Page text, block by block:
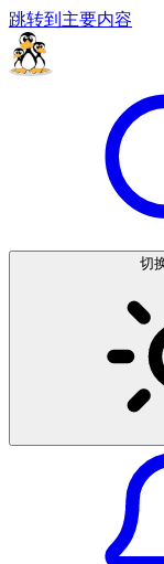
跳转到主要内容
切